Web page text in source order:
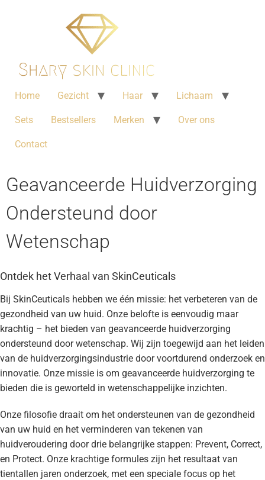
Home Gezicht Haar Lichaam
Sets Bestsellers Merken Over ons
Contact
Geavanceerde Huidverzorging
Ondersteund door
Wetenschap
Ontdek het Verhaal van SkinCeuticals
Bij SkinCeuticals hebben we één missie: het verbeteren van de
gezondheid van uw huid. Onze belofte is eenvoudig maar
krachtig – het bieden van geavanceerde huidverzorging
ondersteund door wetenschap. Wij zijn toegewijd aan het leiden
van de huidverzorgingsindustrie door voortdurend onderzoek en
innovatie. Onze missie is om geavanceerde huidverzorging te
bieden die is geworteld in wetenschappelijke inzichten.
Onze filosofie draait om het ondersteunen van de gezondheid
van uw huid en het verminderen van tekenen van
huidveroudering door drie belangrijke stappen: Prevent, Correct,
en Protect. Onze krachtige formules zijn het resultaat van
tientallen jaren onderzoek, met een speciale focus op het